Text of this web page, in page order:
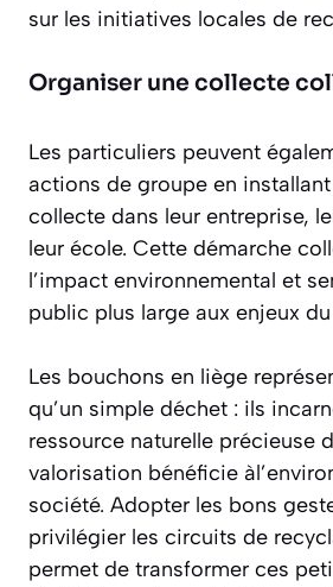
sur les initiatives locales de
Organiser une collecte
Les particuliers peuvent
actions de groupe en
collecte dans leur entreprise,
leur école. Cette démarche
l’impact environnemental et
public plus large aux enjeux
Les bouchons en liège
qu’un simple déchet : ils
ressource naturelle précieuse
valorisation bénéficie
société. Adopter les bons
privilégier les circuits de
permet de transformer ces